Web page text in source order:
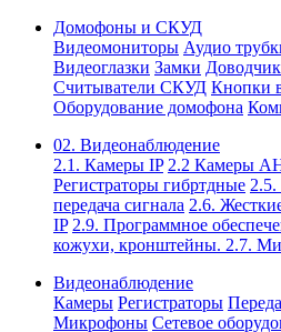
Домофоны и СКУД
Видеомониторы Аудио
Видеоглазки Замки
Считыватели СКУД Кнопки
Оборудование домофона
02. Видеонаблюдение
2.1. Камеры IP 2.2 Камеры
Регистраторы гибртдные
передача сигнала 2.6.
IP 2.9. Программное
кожухи, кронштейны. 2.7.
Видеонаблюдение
Камеры Регистраторы
Микрофоны Сетевое